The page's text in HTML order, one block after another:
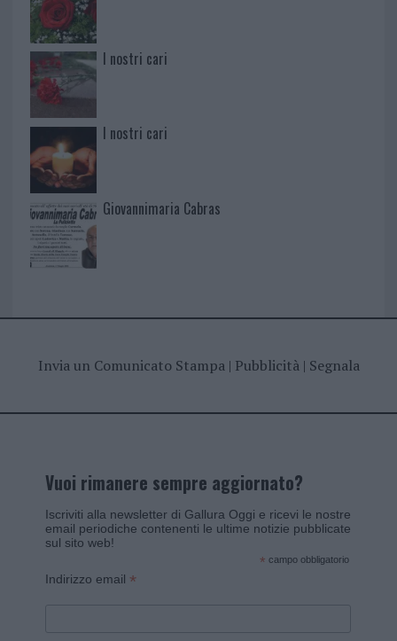
I nostri cari
I nostri cari
Giovannimaria Cabras
Invia un Comunicato Stampa| Pubblicità| Segnala
Vuoi rimanere sempre aggiornato?
Iscriviti alla newsletter di Gallura Oggi e ricevi le nostre
email periodiche contenenti le ultime notizie pubblicate
sul sito web!
* campo obbligatorio
Indirizzo email *